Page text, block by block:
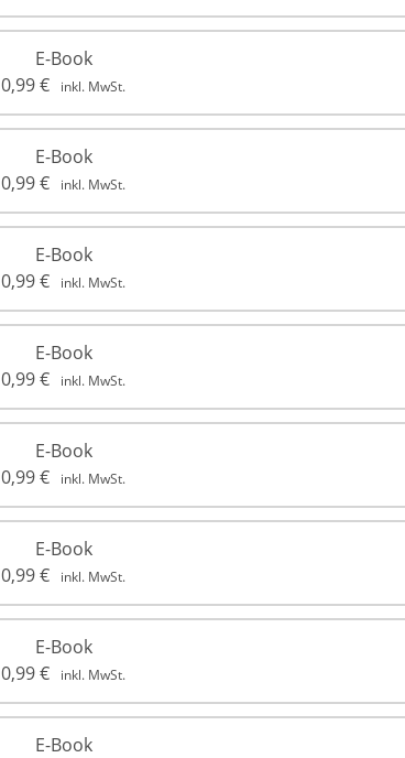
E-Book
0,99€ inkl. MwSt.
E-Book
0,99€ inkl. MwSt.
E-Book
0,99€ inkl. MwSt.
E-Book
0,99€ inkl. MwSt.
E-Book
0,99€ inkl. MwSt.
E-Book
0,99€ inkl. MwSt.
E-Book
0,99€ inkl. MwSt.
E-Book